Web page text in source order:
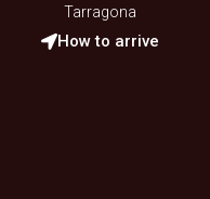
Tarragona
How to arrive